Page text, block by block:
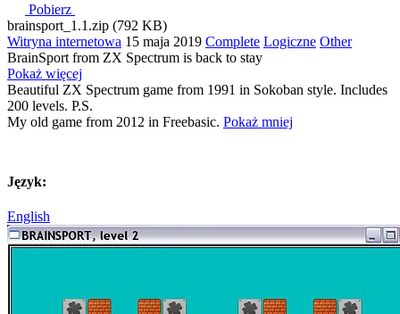
Pobierz
brainsport_1.1.zip (792 KB)
Witryna internetowa 15 maja 2019 Complete Logiczne Other
BrainSport from ZX Spectrum is back to stay
Pokaż więcej
Beautiful ZX Spectrum game from 1991 in Sokoban style. Includes
200 levels. P.S.
My old game from 2012 in Freebasic. Pokaż mniej
Język:
English